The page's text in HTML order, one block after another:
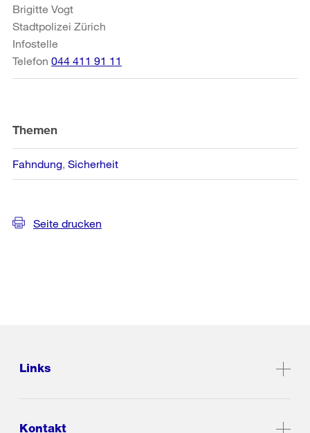
Brigitte Vogt
Stadtpolizei Zürich
Infostelle
Telefon 044 411 91 11
Themen
Fahndung Sicherheit
Seite drucken
Links
Kontakt